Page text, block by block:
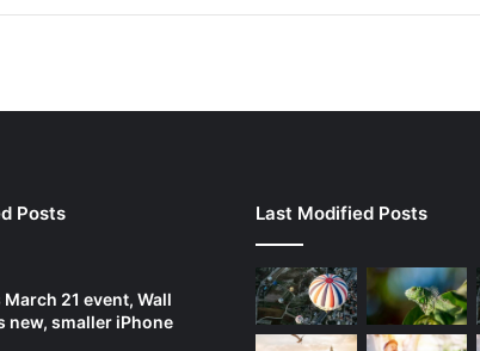
Posts
21 event, Wall
new, smaller iPhone
Last Modified Posts